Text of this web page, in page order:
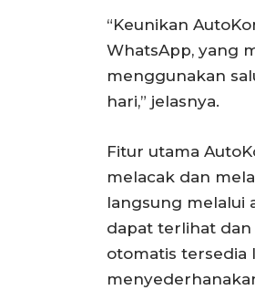
“Keunikan
WhatsApp, yang
menggunakan
hari,” jelasnya.
Fitur utama
melacak dan
langsung melalui
dapat terlihat dan
otomatis tersedia